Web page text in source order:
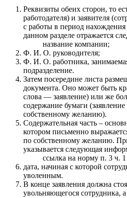
Реквизиты обеих сторон, то
работодателя) и заявителя
с работы в период
данном разделе отражается
название компании;
Ф. И. О. руководителя;
Ф. И. О. работника,
подразделение.
Затем посередине листа
документа. Оно может быть
слова — заявление) или же
содержание бумаги
собственному желанию).
Содержательная часть –
котором письменно
по собственному желанию.
указывается следующая
ссылка на норму п. 3 ч.
дата, начиная с которой
уволенным.
В конце заявления должна
увольняющегося сотрудника,